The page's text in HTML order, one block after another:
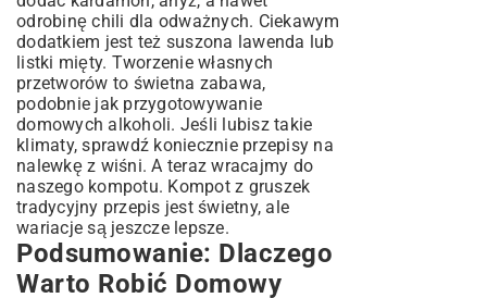
odrobinę chili dla odważnych. Ciekawym
dodatkiem jest też suszona lawenda lub
listki mięty. Tworzenie własnych
przetworów to świetna zabawa,
podobnie jak przygotowywanie
domowych alkoholi. Jeśli lubisz takie
klimaty, sprawdź koniecznie przepisy na
nalewkę z wiśni. A teraz wracajmy do
naszego kompotu. Kompot z gruszek
tradycyjny przepis jest świetny, ale
wariacje są jeszcze lepsze.
Podsumowanie: Dlaczego
Warto Robić Domowy